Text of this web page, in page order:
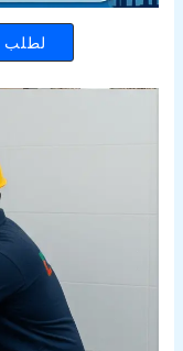
لطلب